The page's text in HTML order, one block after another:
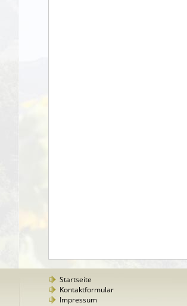
Startseite
Kontaktformular
Impressum